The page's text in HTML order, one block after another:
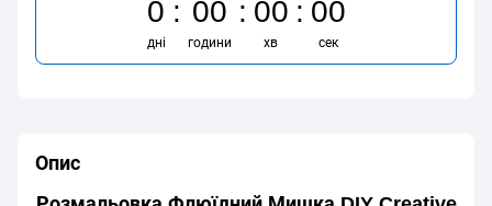
0
дні
00
години
00
хв
00
сек
Опис